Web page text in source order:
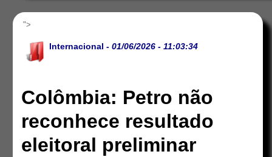
">
Internacional - 01/06/2026 - 11:03:34
Colômbia: Petro não
reconhece resultado
eleitoral preliminar